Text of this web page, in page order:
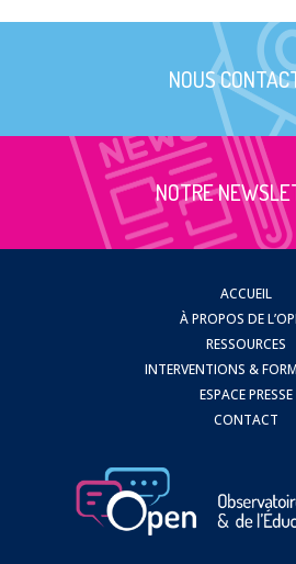
NOUS
NOTRE
ACCUEIL
À PROPOS DE
RESSOURCES
INTERVENTIONS &
ESPACE PRESSE
CONTACT